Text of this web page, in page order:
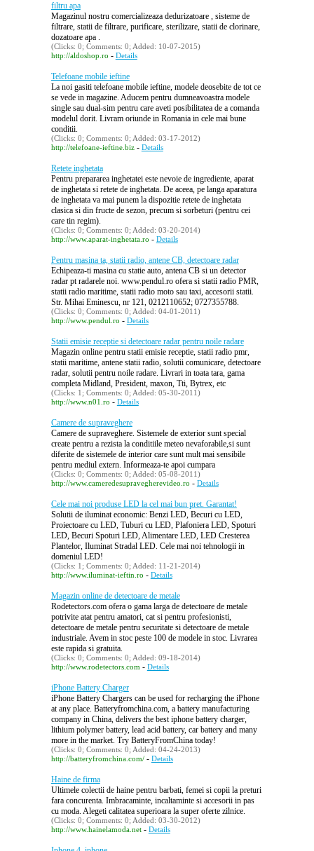
filtru apa
Magazinul nostru comercializeaza dedurizatoare , sisteme de
filtrare, statii de filtrare, purificare, sterilizare, statii de clorinare,
dozatoare apa .
(Clicks: 0; Comments: 0; Added: 10-07-2015)
http://aldoshop.ro - Details
Telefoane mobile ieftine
La noi gasiti telefoane mobile ieftine, modele deosebite de tot ce
se vede in magazine. Aducem pentru dumneavoastra modele
single sau dual-sim pentru care aveti posibilitatea de a comanda
modelul dorit. Livram oriunde in Romania in cele mai bune
conditii.
(Clicks: 0; Comments: 0; Added: 03-17-2012)
http://telefoane-ieftine.biz- Details
Retete inghetata
Pentru prepararea inghetatei este nevoie de ingrediente, aparat
de inghetata si retete de inghetata. De aceea, pe langa aparatura
de inghetata va mai punem la dispozitie retete de inghetata
clasica si din fructe de sezon, precum si sorbeturi (pentru cei
care tin regim).
(Clicks: 0; Comments: 0; Added: 03-20-2014)
http://www.aparat-inghetata.ro - Details
Pentru masina ta, statii radio, antene CB, detectoare radar
Echipeaza-ti masina cu statie auto, antena CB si un detector
radar pt radarele noi. www.pendul.ro ofera si statii radio PMR,
statii radio maritime, statii radio moto sau taxi, accesorii statii.
Str. Mihai Eminescu, nr 121, 0212110652; 0727355788.
(Clicks: 0; Comments: 0; Added: 04-01-2011)
http://www.pendul.ro - Details
Statii emisie receptie si detectoare radar pentru noile radare
Magazin online pentru statii emisie receptie, statii radio pmr,
statii maritime, antene statii radio, solutii comunicare, detectoare
radar, solutii pentru noile radare. Livrari in toata tara, gama
completa Midland, President, maxon, Tti, Bytrex, etc
(Clicks: 1; Comments: 0; Added: 05-30-2011)
http://www.n01.ro - Details
Camere de supraveghere
Camere de supraveghere. Sistemele de exterior sunt special
create pentru a rezista la conditiile meteo nevaforabile,si sunt
diferite de sistemele de interior care sunt mult mai sensibile
pentru mediul extern. Informeaza-te apoi cumpara
(Clicks: 0; Comments: 0; Added: 05-08-2011)
http://www.cameredesupravegherevideo.ro - Details
Cele mai noi produse LED la cel mai bun pret. Garantat!
Solutii de iluminat economic: Benzi LED, Becuri cu LED,
Proiectoare cu LED, Tuburi cu LED, Plafoniera LED, Spoturi
LED, Becuri Spoturi LED, Alimentare LED, LED Cresterea
Plantelor, Iluminat Stradal LED. Cele mai noi tehnologii in
domeniul LED!
(Clicks: 1; Comments: 0; Added: 11-21-2014)
http://www.iluminat-ieftin.ro - Details
Magazin online de detectoare de metale
Rodetectors.com ofera o gama larga de detectoare de metale
potrivite atat pentru amatori, cat si pentru profesionisti,
detectoare de metale pentru securitate si detectoare de metale
industriale. Avem in stoc peste 100 de modele in stoc. Livrarea
este rapida si gratuita.
(Clicks: 0; Comments: 0; Added: 09-18-2014)
http://www.rodetectors.com- Details
iPhone Battery Charger
iPhone Battery Chargers can be used for recharging the iPhone
at any place. Batteryfromchina.com, a battery manufacturing
company in China, delivers the best iphone battery charger,
lithium polymer battery, lead acid battery, car battery and many
more in the market. Try BatteryFromChina today!
(Clicks: 0; Comments: 0; Added: 04-24-2013)
http://batteryfromchina.com/- Details
Haine de firma
Ultimele colectii de haine pentru barbati, femei si copii la preturi
fara concurenta. Imbracaminte, incaltaminte si accesorii in pas
cu moda. Alegeti calitatea superioara la super oferte zilnice.
(Clicks: 0; Comments: 0; Added: 03-30-2012)
http://www.hainelamoda.net- Details